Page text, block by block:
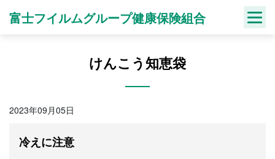
富士フイルムグループ健康保険組合
けんこう知恵袋
2023年09月05日
冷えに注意